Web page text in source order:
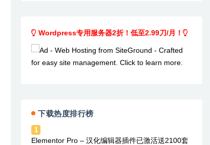
Wordpress专用服务器2折！低至2.99刀/月！
下载热度排行榜
1
Elementor Pro – 汉化编辑器插件已激活送2100套